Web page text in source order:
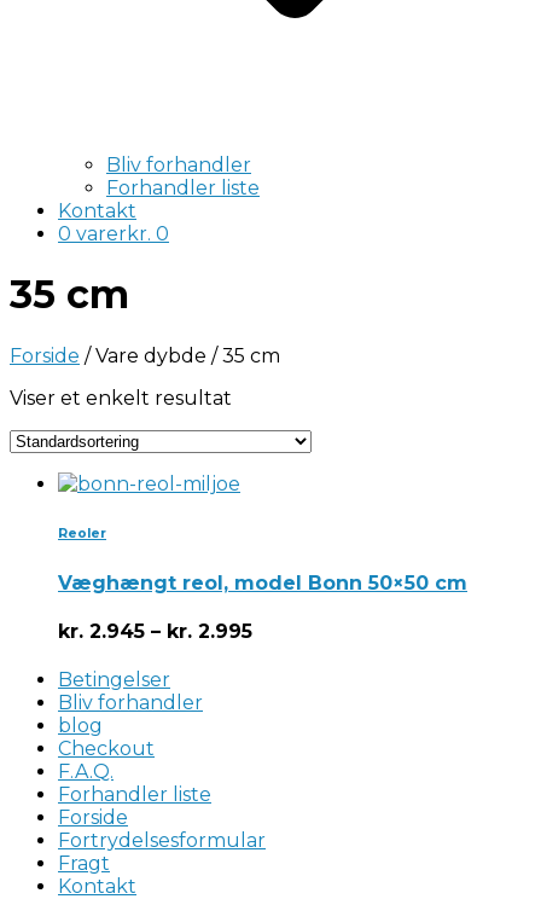
Bliv forhandler
Forhandler liste
Kontakt
0 varerkr. 0
35 cm
Forside / Vare dybde / 35 cm
Viser et enkelt resultat
Reoler
Væghængt reol, model Bonn 50×50 cm
kr. 2.945 – kr. 2.995
Betingelser
Bliv forhandler
blog
Checkout
F.A.Q.
Forhandler liste
Forside
Fortrydelsesformular
Fragt
Kontakt